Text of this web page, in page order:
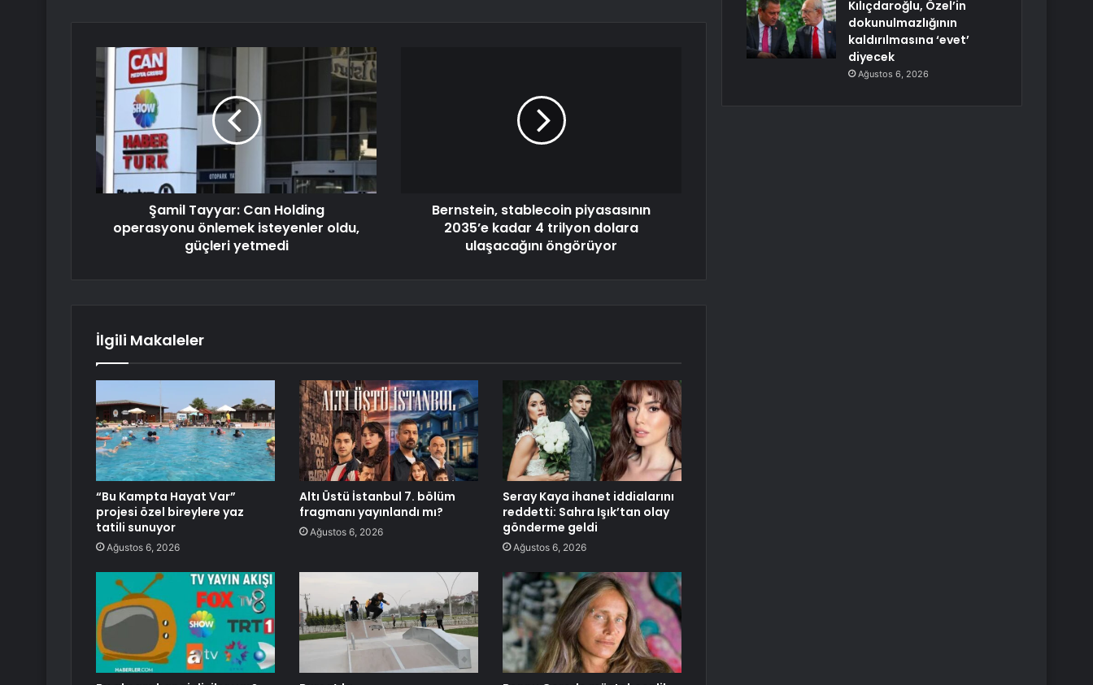
Şamil Tayyar: Can Holding
operasyonu önlemek isteyenler oldu,
güçleri yetmedi
Bernstein, stablecoin piyasasının
2035’e kadar 4 trilyon dolara
ulaşacağını öngörüyor
İlgili Makaleler
“Bu Kampta Hayat Var”
projesi özel bireylere yaz
tatili sunuyor
Ağustos 6, 2026
Altı Üstü İstanbul 7. bölüm
fragmanı yayınlandı mı?
Ağustos 6, 2026
Seray Kaya ihanet iddialarını
reddetti: Sahra Işık’tan olay
gönderme geldi
Ağustos 6, 2026
Kılıçdaroğlu, Özel’in
dokunulmazlığının
kaldırılmasına ‘evet’
diyecek
Ağustos 6, 2026